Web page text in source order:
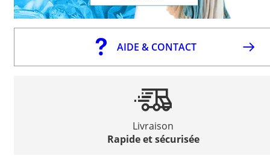
AIDE & CONTACT
Livraison
Rapide et sécurisée